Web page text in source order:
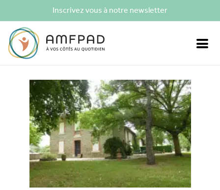
Inscrivez vous à notre newsletter